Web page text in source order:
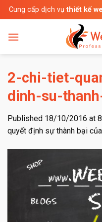
Skip
to
Cung cấp dịch vụ thiết kế
2-chi-tiet-
dinh-su-
Published 18/10/2016 at
quyết định sự thành bại